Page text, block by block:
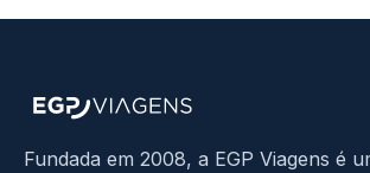
Fundada em 2008, a EGP Viagens é